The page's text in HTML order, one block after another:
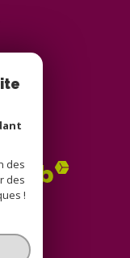
des
des
!